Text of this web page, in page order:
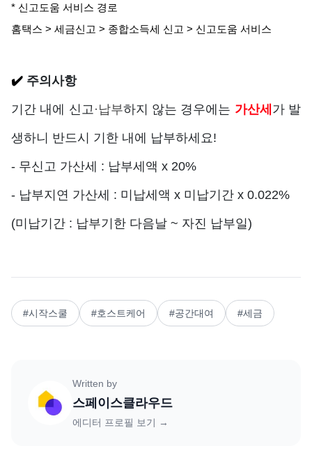
* 신고도움 서비스 경로
홈택스 > 세금신고 > 종합소득세 신고 > 신고도움 서비스
✔️ 주의사항
기간 내에 신고 ·납부하지 않는 경우에는 가산세 가 발
생하니 반드시 기한 내에 납부하세요!
- 무신고 가산세 : 납부세액 x 20%
- 납부지연 가산세 : 미납세액 x 미납기간 x 0.022%
(미납기간 : 납부기한 다음날 ~ 자진 납부일)
#시작스쿨 #호스트케어 #공간대여 #세금
Written by
스페이스클라우드
에디터 프로필 보기 →